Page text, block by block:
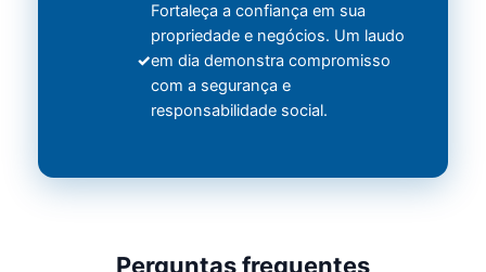
Fortaleça a confiança em sua
propriedade e negócios. Um laudo
em dia demonstra compromisso
com a segurança e
responsabilidade social.
Perguntas frequentes